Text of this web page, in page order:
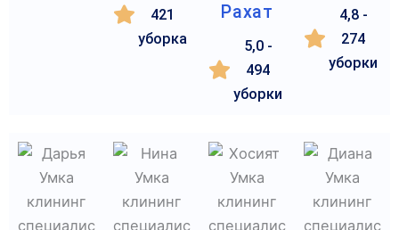
421
уборка
Рахат
5,0 -
494
уборки
4,8 -
274
уборки